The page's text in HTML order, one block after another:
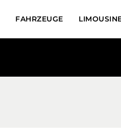
FAHRZEUGE